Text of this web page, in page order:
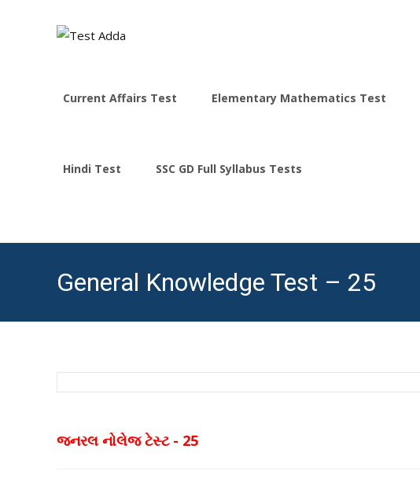
Current Affairs Test Elementary Mathematics Test
Hindi Test SSC GD Full Syllabus Tests
General Knowledge Test – 25
જનરલ નોલેજ ટેસ્ટ - 25